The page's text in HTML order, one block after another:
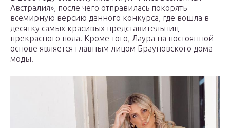
Австралия», после чего отправилась покорять
всемирную версию данного конкурса, где вошла в
десятку самых красивых представительниц
прекрасного пола. Кроме того, Лаура на постоянной
основе является главным лицом Брауновского дома
моды.